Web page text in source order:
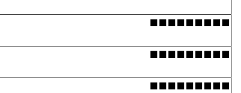
■■■■■■■■■
■■■■■■■■■
■■■■■■■■■